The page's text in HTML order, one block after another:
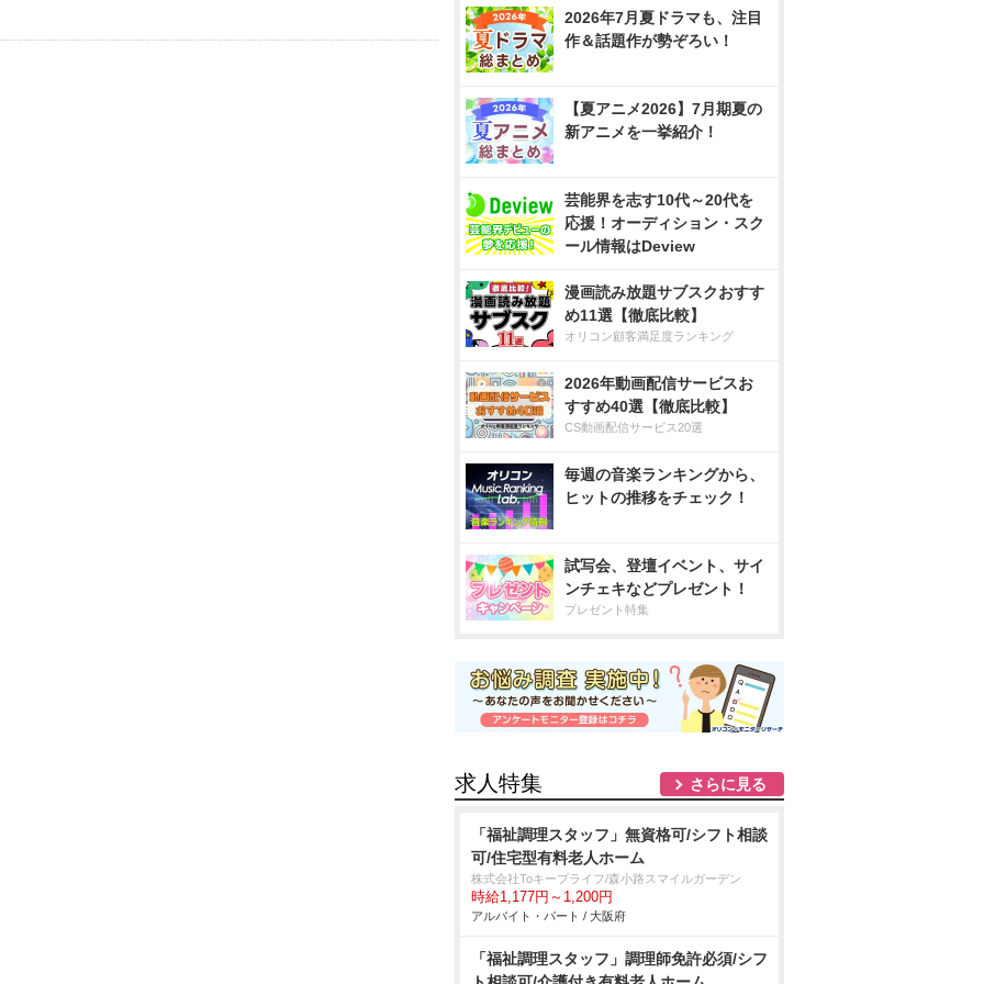
2026年7月夏ドラマも、注目
作＆話題作が勢ぞろい！
【夏アニメ2026】7月期夏の
新アニメを一挙紹介！
芸能界を志す10代～20代を
応援！オーディション・スク
ール情報はDeview
漫画読み放題サブスクおすす
め11選【徹底比較】
オリコン顧客満足度ランキング
2026年動画配信サービスお
すすめ40選【徹底比較】
CS動画配信サービス20選
毎週の音楽ランキングから、
ヒットの推移をチェック！
試写会、登壇イベント、サイ
ンチェキなどプレゼント！
プレゼント特集
求人特集 さらに見る
「福祉調理スタッフ」無資格可/シフト相談
可/住宅型有料老人ホーム
株式会社Toキープライフ/森小路スマイルガーデン
時給1,177円～1,200円
アルバイト・パート / 大阪府
「福祉調理スタッフ」調理師免許必須/シフ